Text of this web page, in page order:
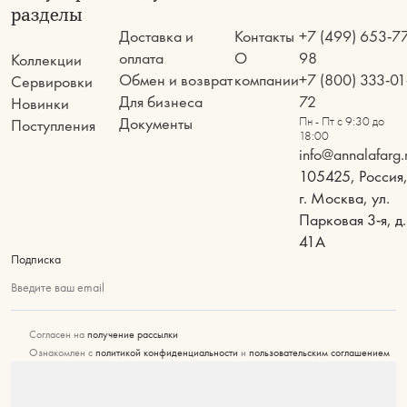
разделы
Коллекции
Сервировки
Новинки
Поступления
Доставка и
оплата
Обмен и возврат
Для бизнеса
Документы
Контакты
О
компании
+7 (499) 653-
98
+7 (800) 333-
72
Пн - Пт с 9:30 до
18:00
105425, Россия,
г. Москва, ул.
Парковая 3-я, д.
41А
Подписка
Введите ваш email
Согласен на получение рассылки
Ознакомлен с политикой конфиденциальности и пользовательским соглашением